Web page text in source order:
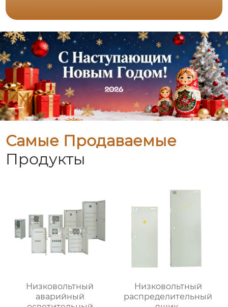
Самые Продаваемые
Продукты
Низковольтный
аварийный
Низковольтный
распределительный